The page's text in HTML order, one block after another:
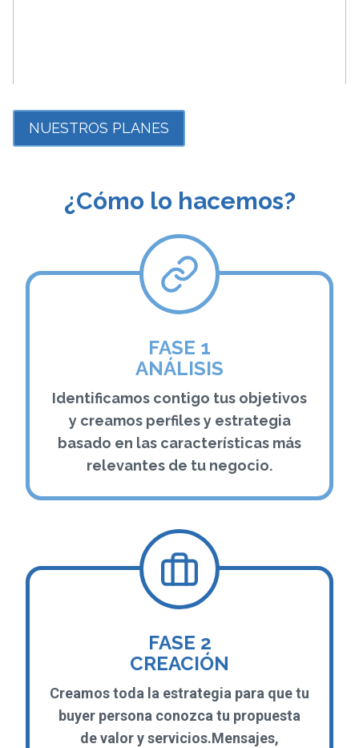
NUESTROS PLANES
¿Cómo lo hacemos?
FASE 1
ANÁLISIS
Identificamos contigo tus objetivos
y creamos perfiles y estrategia
basado en las características más
relevantes de tu negocio.
FASE 2
CREACIÓN
Creamos toda la estrategia para que tu
buyer persona conozca tu propuesta
de valor y servicios.Mensajes,